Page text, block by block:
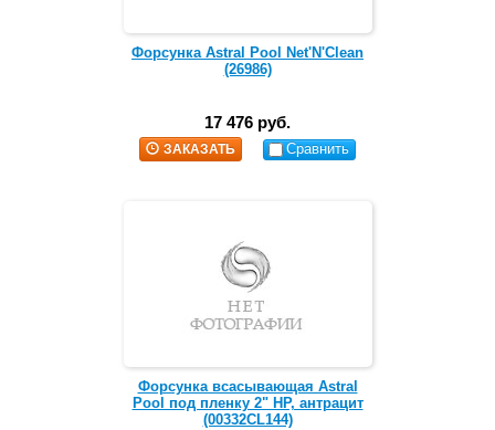
Форсунка Astral Pool Net'N'Clean
(26986)
17 476 руб.
ЗАКАЗАТЬ Сравнить
Форсунка всасывающая Astral
Pool под пленку 2" НР, антрацит
(00332CL144)